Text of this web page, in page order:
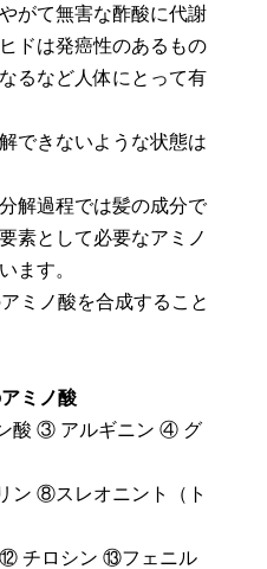
がて無害な酢酸に代謝
ドは発癌性のあるもの
るなど人体にとって有
できないような状態は
解過程では髪の成分で
素として必要なアミノ
ます。
ミノ酸を合成すること
ミノ酸
酸 ③ アルギニン ④ グ
⑧スレオニント（ト
チロシン ⑬フェニル